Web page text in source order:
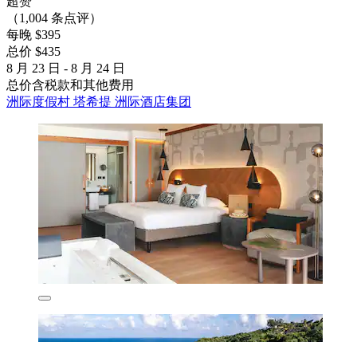
（1,004 条点评）
每晚 $395
总价 $435
8 月 23 日 - 8 月 24 日
总价含税款和其他费用
洲际度假村 塔希提 洲际酒店集团